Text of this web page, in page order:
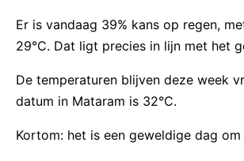
Er is vandaag 39% kans op regen,
29°C. Dat ligt precies in lijn met het
De temperaturen blijven deze week
datum in Mataram is 32°C.
Kortom: het is een geweldige dag